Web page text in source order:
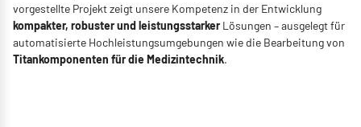
vorgestellte Projekt zeigt unsere Kompetenz in der Entwicklung
kompakter, robuster und leistungsstarkerLösungen – ausgelegt für
automatisierte Hochleistungsumgebungen wie die Bearbeitung von
Titankomponenten für die Medizintechnik.